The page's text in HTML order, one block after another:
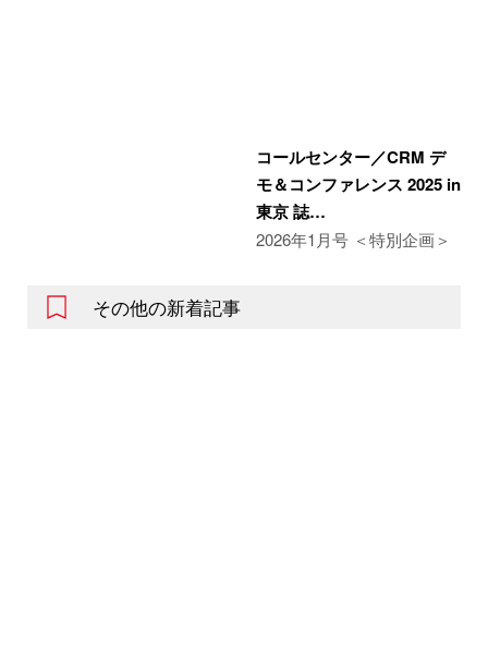
コールセンター／CRM デ
モ＆コンファレンス 2025 in
東京 誌…
2026年1月号 ＜特別企画＞
その他の新着記事